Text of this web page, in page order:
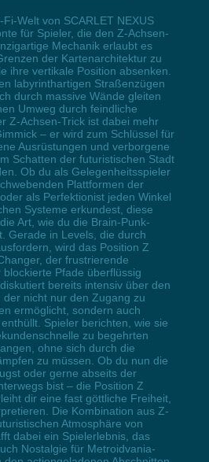
Welt von SCARLET NEXUS
für Spieler, die den Z-Achsen-
Mechanik erlaubt es
der Kartenarchitektur zu
ihre vertikale Position absenken.
labyrinthartigen Straßenzügen
durch massive Wände gleiten
Umweg durch feindliche
Z-Achsen-Trick ist dabei mehr
– er wird zum Schlüssel für
Ausrüstungen und verborgene
Schatten der futuristischen Stadt
Ob du als Gelegenheitsspieler
Plattformen der
als Perfektionist jeden Winkel
Systeme erkundest, diese
Art, wie du die Brain-Punk-
Gerade in Levels, die durch
wird das Position Z
der frustrierende
Pfade überflüssig
bereits intensiv über den
nicht nur den Zugang zu
ermöglicht, sondern auch
Spieler berichten, wie sie
zu begehrten
ohne sich durch die
zu müssen. Ob du nun die
oder gerne abseits der
bist – die Position Z
dir eine fast göttliche Freiheit,
Die Kombination aus Z-
Atmosphäre von
dabei ein Spielerlebnis, das
Nostalgie für Metroidvania-